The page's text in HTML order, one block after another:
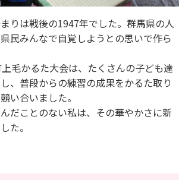
りは戦後の1947年でした。群馬県の人
民みんなで自覚しようとの思いで作ら
毛かるた大会は、たくさんの子ども達
、普段からの練習の成果をかるた取り
い合いました。
だことのない私は、その華やかさに新
た。